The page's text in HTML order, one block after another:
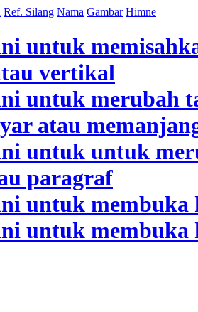
Ref. Silang Nama Gambar Himne